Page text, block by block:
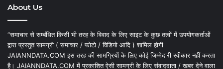
About Us
“समाचार से सम्बंधित किसी भी तरह के विवाद के लिए साइट के कुछ तत्वों में उपयोगकर्ताओं
द्वारा प्रस्तुत सामग्री ( समाचार / फोटो / विडियो आदि ) शामिल होगी
JAIANNDATA.COM इस तरह की सामग्रियों के लिए कोई जिम्मेदारी स्वीकार नहीं करता
है। JAIANNDATA.COM में प्रकाशित ऐसी सामग्री के लिए संवाददाता / खबर देने वाला